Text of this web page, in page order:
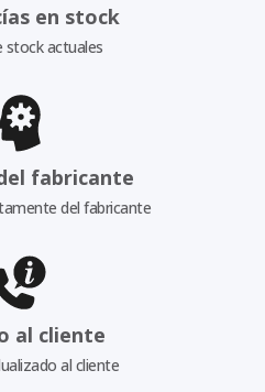
en stock
stock actuales
fabricante
del fabricante
al cliente
al cliente